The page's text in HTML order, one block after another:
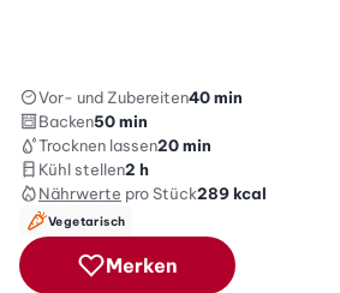
Vor- und Zubereiten40 min
Backen50 min
Trocknen lassen20 min
Kühl stellen2 h
Nährwerte pro Stück289kcal
Vegetarisch
Merken